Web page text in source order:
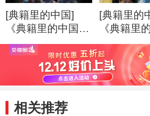
[典籍里的中国]
《典籍里的中国》
第二季宣传片
[典籍里的
《典籍里
第二季第
乐大典》
预告
相关推荐